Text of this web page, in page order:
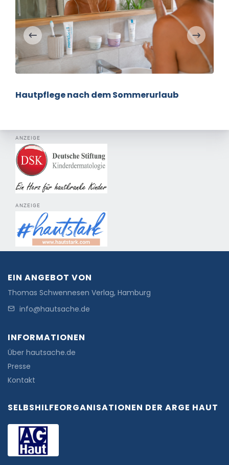
Hautpflege nach dem Sommerurlaub
ANZEIGE
ANZEIGE
EIN ANGEBOT VON
Thomas Schwennesen Verlag, Hamburg
info@hautsache.de
INFORMATIONEN
Über hautsache.de
Presse
Kontakt
SELBSHILFEORGANISATIONEN DER ARGE HAUT